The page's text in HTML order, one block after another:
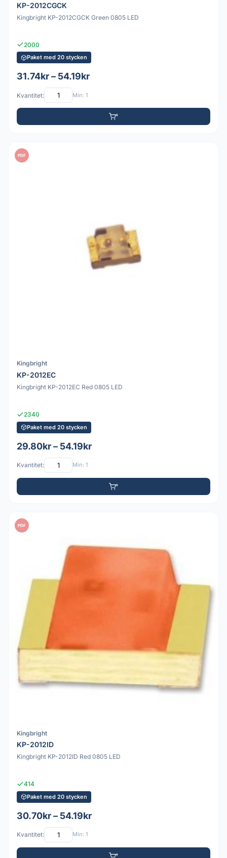
KP-2012CGCK
Kingbright KP-2012CGCK Green 0805 LED
2000
Paket med 20 stycken
31.74kr – 54.19kr
Kvantitet: Min: 1
PDF
Kingbright
KP-2012EC
Kingbright KP-2012EC Red 0805 LED
2340
Paket med 20 stycken
29.80kr – 54.19kr
Kvantitet: Min: 1
PDF
Kingbright
KP-2012ID
Kingbright KP-2012ID Red 0805 LED
414
Paket med 20 stycken
30.70kr – 54.19kr
Kvantitet: Min: 1